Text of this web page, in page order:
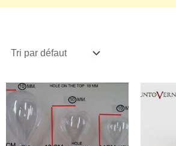
produit
a
plusieurs
variations.